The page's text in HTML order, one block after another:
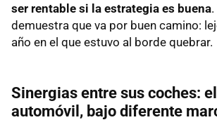
ser rentable si la estrategia es buena
demuestra que va por buen camino:
año en el que estuvo al borde quebrar.
Sinergias entre sus coches:
automóvil, bajo diferente